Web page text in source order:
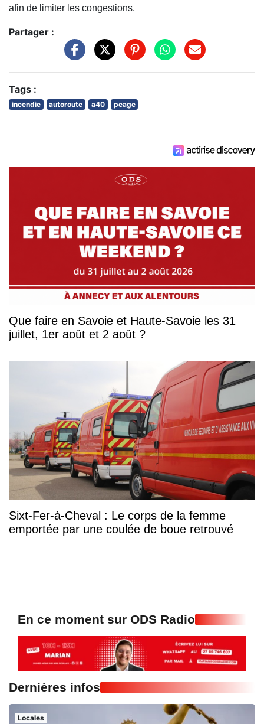
afin de limiter les congestions.
Partager :
Tags :
incendie autoroute a40 peage
Que faire en Savoie et Haute-Savoie les 31
juillet, 1er août et 2 août ?
Sixt-Fer-à-Cheval : Le corps de la femme
emportée par une coulée de boue retrouvé
En ce moment sur ODS Radio
Dernières infos
Locales